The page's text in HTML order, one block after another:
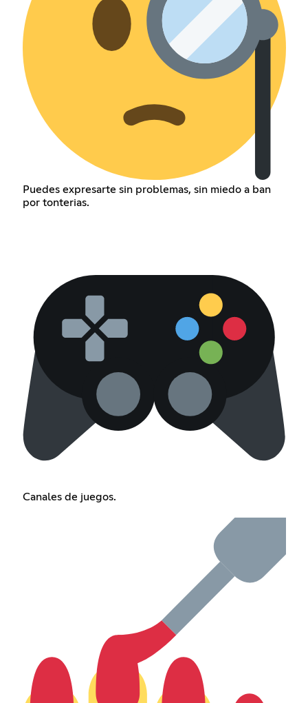
Puedes expresarte sin problemas, sin miedo a ban
por tonterias.
Canales de juegos.